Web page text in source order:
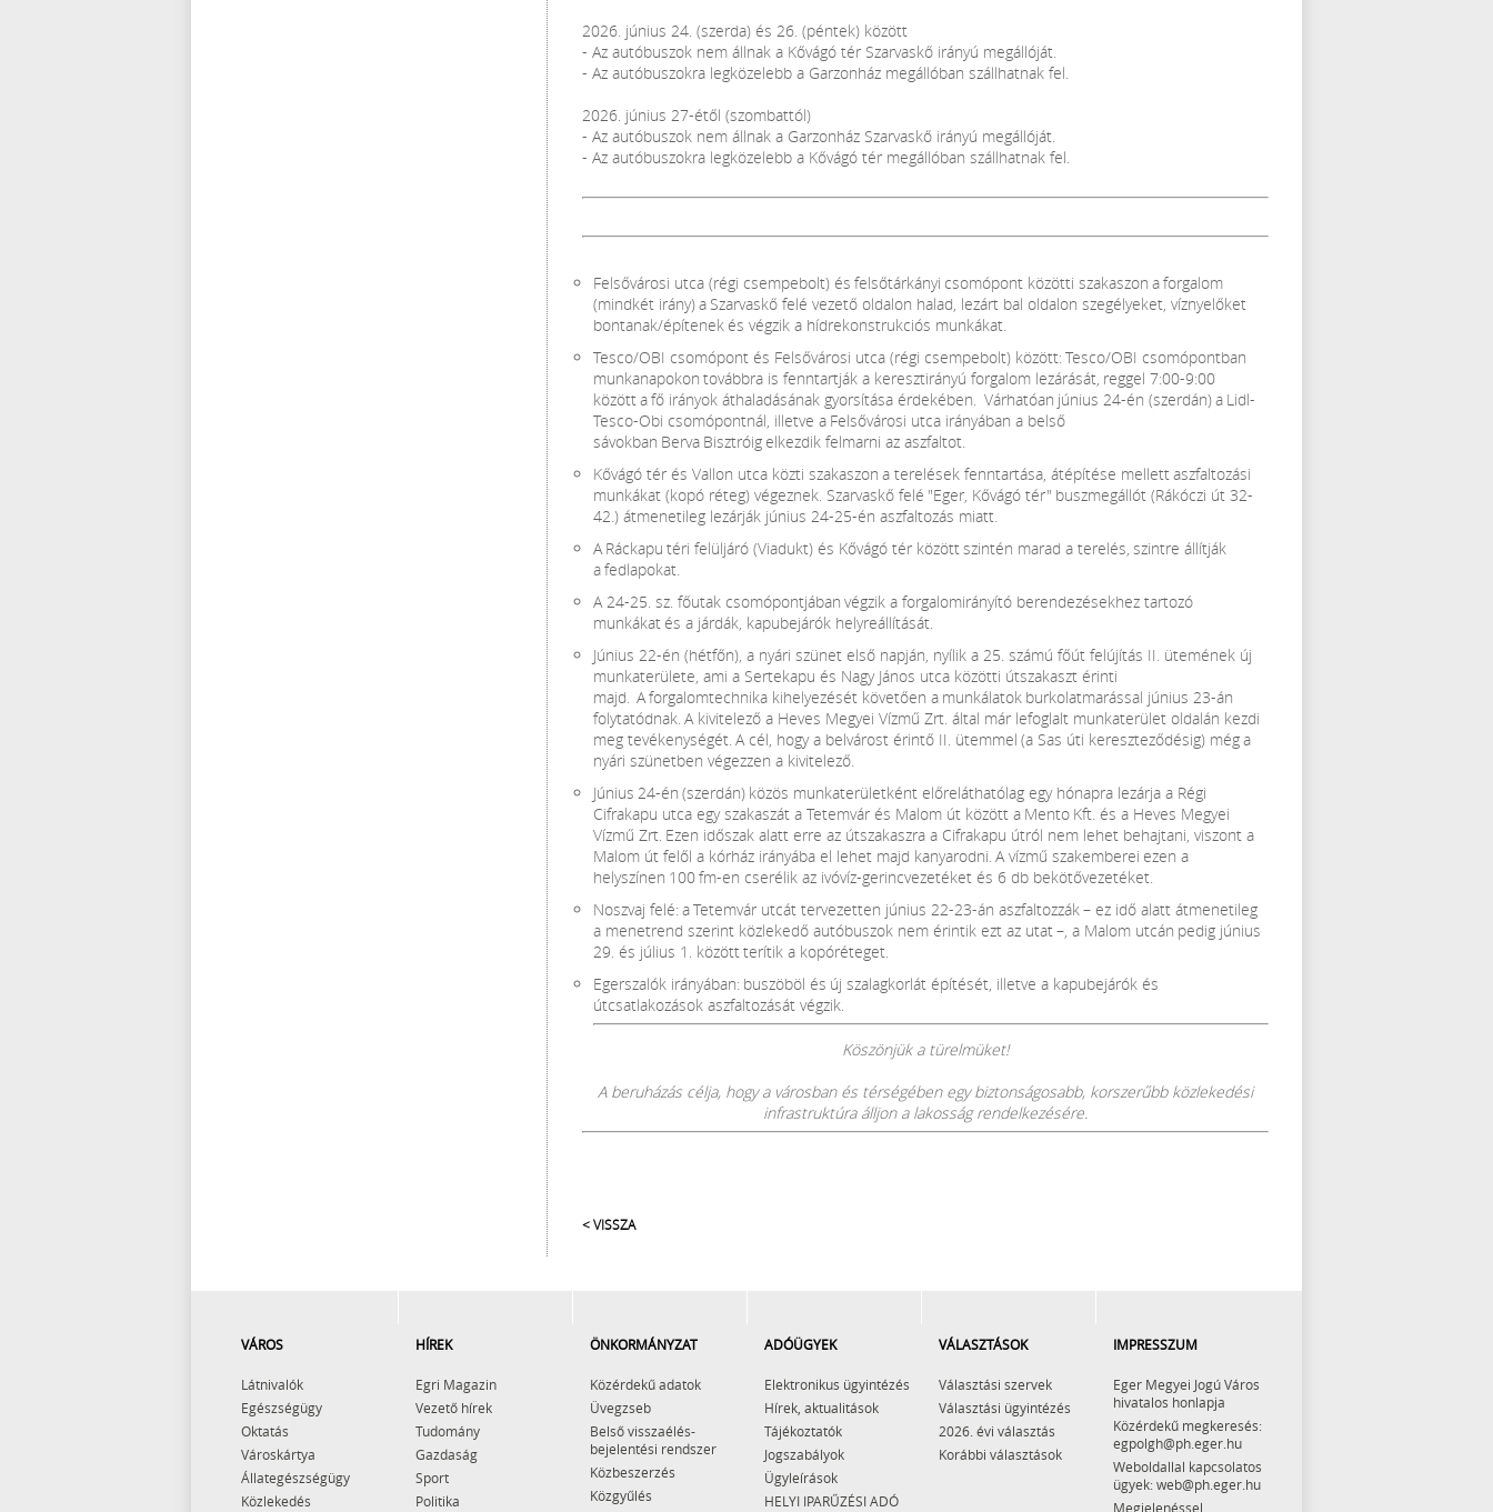
2026. június 24. (szerda) és 26. (péntek) között
- Az autóbuszok nem állnak a Kővágó tér Szarvaskő irányú megállóját.
- Az autóbuszokra legközelebb a Garzonház megállóban szállhatnak fel.
2026. június 27-étől (szombattól)
- Az autóbuszok nem állnak a Garzonház Szarvaskő irányú megállóját.
- Az autóbuszokra legközelebb a Kővágó tér megállóban szállhatnak fel.
Felsővárosi utca (régi csempebolt) és felsőtárkányi csomópont közötti szakaszon a forgalom
(mindkét irány) a Szarvaskő felé vezető oldalon halad, lezárt bal oldalon szegélyeket, víznyelőket
bontanak/építenek és végzik a hídrekonstrukciós munkákat.
Tesco/OBI csomópont és Felsővárosi utca (régi csempebolt) között: Tesco/OBI csomópontban
munkanapokon továbbra is fenntartják a keresztirányú forgalom lezárását, reggel 7:00-9:00
között a fő irányok áthaladásának gyorsítása érdekében. Várhatóan június 24-én (szerdán) a Lidl-
Tesco-Obi csomópontnál, illetve a Felsővárosi utca irányában a belső
sávokban Berva Bisztróig elkezdik felmarni az aszfaltot.
Kővágó tér és Vallon utca közti szakaszon a terelések fenntartása, átépítése mellett aszfaltozási
munkákat (kopó réteg) végeznek. Szarvaskő felé "Eger, Kővágó tér" buszmegállót (Rákóczi út 32-
42.) átmenetileg lezárják június 24-25-én aszfaltozás miatt.
A Ráckapu téri felüljáró (Viadukt) és Kővágó tér között szintén marad a terelés, szintre állítják
a fedlapokat.
A 24-25. sz. főutak csomópontjában végzik a forgalomirányító berendezésekhez tartozó
munkákat és a járdák, kapubejárók helyreállítását.
Június 22-én (hétfőn), a nyári szünet első napján, nyílik a 25. számú főút felújítás II. ütemének új
munkaterülete, ami a Sertekapu és Nagy János utca közötti útszakaszt érinti
majd. A forgalomtechnika kihelyezését követően a munkálatok burkolatmarással június 23-án
folytatódnak. A kivitelező a Heves Megyei Vízmű Zrt. által már lefoglalt munkaterület oldalán kezdi
meg tevékenységét. A cél, hogy a belvárost érintő II. ütemmel (a Sas úti kereszteződésig) még a
nyári szünetben végezzen a kivitelező.
Június 24-én (szerdán) közös munkaterületként előreláthatólag egy hónapra lezárja a Régi
Cifrakapu utca egy szakaszát a Tetemvár és Malom út között a Mento Kft. és a Heves Megyei
Vízmű Zrt. Ezen időszak alatt erre az útszakaszra a Cifrakapu útról nem lehet behajtani, viszont a
Malom út felől a kórház irányába el lehet majd kanyarodni. A vízmű szakemberei ezen a
helyszínen 100 fm-en cserélik az ivóvíz-gerincvezetéket és 6 db bekötővezetéket.
Noszvaj felé: a Tetemvár utcát tervezetten június 22-23-án aszfaltozzák – ez idő alatt átmenetileg
a menetrend szerint közlekedő autóbuszok nem érintik ezt az utat –, a Malom utcán pedig június
29. és július 1. között terítik a kopóréteget.
Egerszalók irányában: buszöböl és új szalagkorlát építését, illetve a kapubejárók és
útcsatlakozások aszfaltozását végzik.
Köszönjük a türelmüket!
A beruházás célja, hogy a városban és térségében egy biztonságosabb, korszerűbb közlekedési
infrastruktúra álljon a lakosság rendelkezésére.
< VISSZA
VÁROS
Látnivalók
Egészségügy
Oktatás
Városkártya
Állategészségügy
Közlekedés
HÍREK
Egri Magazin
Vezető hírek
Tudomány
Gazdaság
Sport
Politika
ÖNKORMÁNYZAT
Közérdekű adatok
Üvegzseb
Belső visszaélés-
bejelentési rendszer
Közbeszerzés
Közgyűlés
ADÓÜGYEK
Elektronikus ügyintézés
Hírek, aktualitások
Tájékoztatók
Jogszabályok
Ügyleírások
HELYI IPARŰZÉSI ADÓ
VÁLASZTÁSOK
Választási szervek
Választási ügyintézés
2026. évi választás
Korábbi választások
IMPRESSZUM
Eger Megyei Jogú Város
hivatalos honlapja
Közérdekű megkeresés:
egpolgh@ph.eger.hu
Weboldallal kapcsolatos
ügyek: web@ph.eger.hu
Megjelenéssel